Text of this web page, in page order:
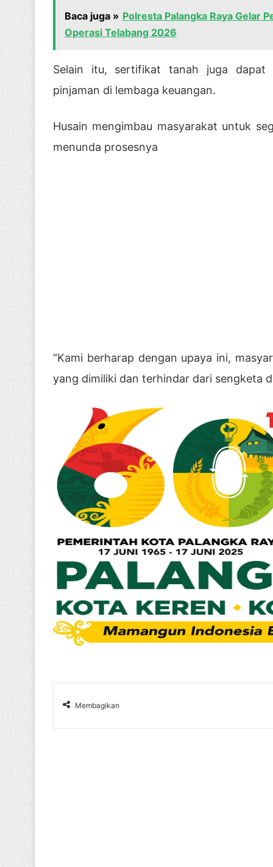
Baca juga » Polresta Palangka Raya Gelar
Operasi Telabang 2026
Selain itu, sertifikat tanah juga dapat
pinjaman di lembaga keuangan.
Husain mengimbau masyarakat untuk
menunda prosesnya
“Kami berharap dengan upaya ini,
yang dimiliki dan terhindar dari sengketa
Membagikan